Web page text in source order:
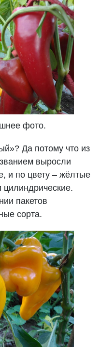
фото.
Да потому что из
выросли
и по цвету – жёлтые
пакетов
сорта.